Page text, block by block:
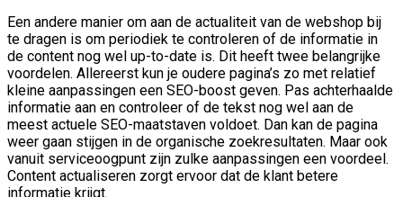
Een andere manier om aan de actualiteit van de webshop bij
te dragen is om periodiek te controleren of de informatie in
de content nog wel up-to-date is. Dit heeft twee belangrijke
voordelen. Allereerst kun je oudere pagina’s zo met relatief
kleine aanpassingen een SEO-boost geven. Pas achterhaalde
informatie aan en controleer of de tekst nog wel aan de
meest actuele SEO-maatstaven voldoet. Dan kan de pagina
weer gaan stijgen in de organische zoekresultaten. Maar ook
vanuit serviceoogpunt zijn zulke aanpassingen een voordeel.
Content actualiseren zorgt ervoor dat de klant betere
informatie krijgt.